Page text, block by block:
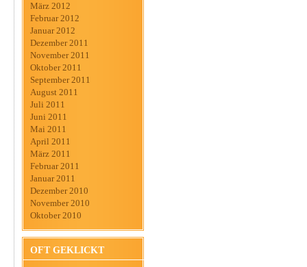
März 2012
Februar 2012
Januar 2012
Dezember 2011
November 2011
Oktober 2011
September 2011
August 2011
Juli 2011
Juni 2011
Mai 2011
April 2011
März 2011
Februar 2011
Januar 2011
Dezember 2010
November 2010
Oktober 2010
OFT GEKLICKT